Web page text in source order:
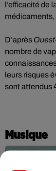
l’efficacité de
médicaments,
D’après
nombre de
leurs risques
sont attendus
Musique